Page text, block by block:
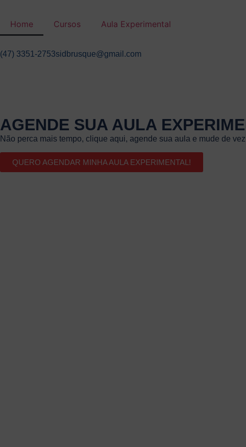
Home Cursos Aula Experimental
(47) 3351-2753sidbrusque@gmail.com
AGENDE SUA AULA
Não perca mais tempo, clique aqui, agende sua aula e mude de
QUERO AGENDAR MINHA AULA EXPERIMENTAL!